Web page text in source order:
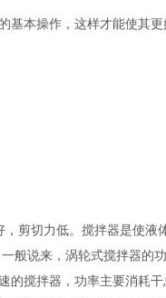
本操作，这样才能使其更
剪切力低。搅拌器是使液
般说来，涡轮式搅拌器的
的搅拌器，功率主要消耗干